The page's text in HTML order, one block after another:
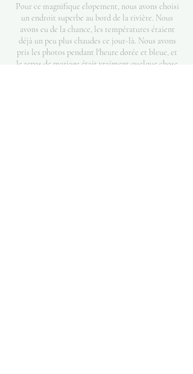
Pour ce magnifique elopement, nous avons choisi
un endroit superbe au bord de la rivière. Nous
avons eu de la chance, les températures étaient
déjà un peu plus chaudes ce jour-là. Nous avons
pris les photos pendant l'heure dorée et bleue, et
le repas de mariage était vraiment quelque chose